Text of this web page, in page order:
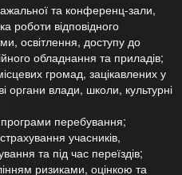
та конференц-зали,
роботи відповідного
освітлення, доступу до
обладнання та приладів;
громад, зацікавлених у
органи влади, школи, культурні
перебування;
учасників,
та під час переїздів;
ризиками, оцінкою та